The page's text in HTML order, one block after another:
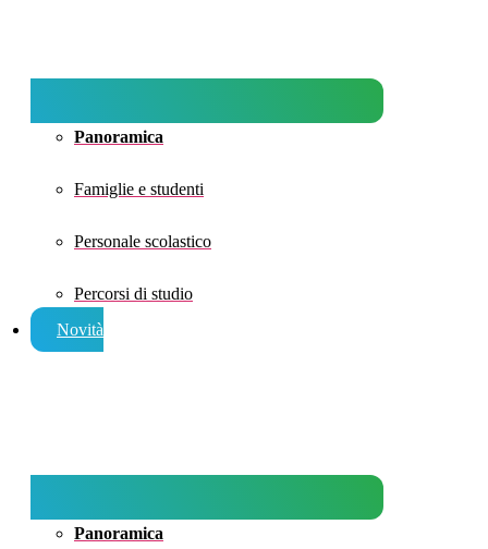
Panoramica
Famiglie e studenti
Personale scolastico
Percorsi di studio
Novità
Panoramica